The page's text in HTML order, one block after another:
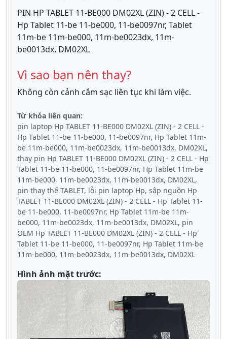
PIN HP TABLET 11-BE000 DM02XL (ZIN) - 2 CELL -
Hp Tablet 11-be 11-be000, 11-be0097nr, Tablet
11m-be 11m-be000, 11m-be0023dx, 11m-
be0013dx, DM02XL
Vì sao bạn nên thay?
Không còn cảnh cắm sạc liên tục khi làm việc.
Từ khóa liên quan:
pin laptop Hp TABLET 11-BE000 DM02XL (ZIN) - 2 CELL -
Hp Tablet 11-be 11-be000, 11-be0097nr, Hp Tablet 11m-
be 11m-be000, 11m-be0023dx, 11m-be0013dx, DM02XL,
thay pin Hp TABLET 11-BE000 DM02XL (ZIN) - 2 CELL - Hp
Tablet 11-be 11-be000, 11-be0097nr, Hp Tablet 11m-be
11m-be000, 11m-be0023dx, 11m-be0013dx, DM02XL,
pin thay thế TABLET, lỗi pin laptop Hp, sập nguồn Hp
TABLET 11-BE000 DM02XL (ZIN) - 2 CELL - Hp Tablet 11-
be 11-be000, 11-be0097nr, Hp Tablet 11m-be 11m-
be000, 11m-be0023dx, 11m-be0013dx, DM02XL, pin
OEM Hp TABLET 11-BE000 DM02XL (ZIN) - 2 CELL - Hp
Tablet 11-be 11-be000, 11-be0097nr, Hp Tablet 11m-be
11m-be000, 11m-be0023dx, 11m-be0013dx, DM02XL
Hình ảnh mặt trước: